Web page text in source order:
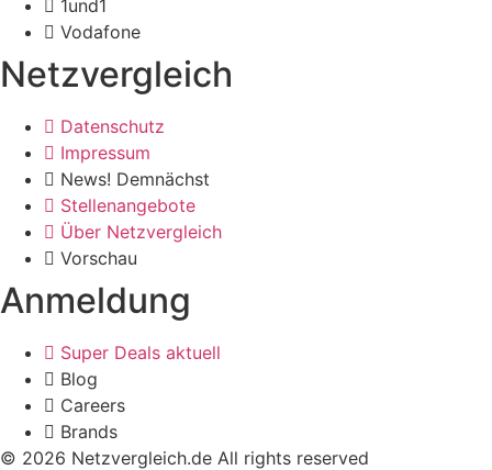
1und1
Vodafone
Netzvergleich
Datenschutz
Impressum
News! Demnächst
Stellenangebote
Über Netzvergleich
Vorschau
Anmeldung
Super Deals aktuell
Blog
Careers
Brands
© 2026 Netzvergleich.de All rights reserved